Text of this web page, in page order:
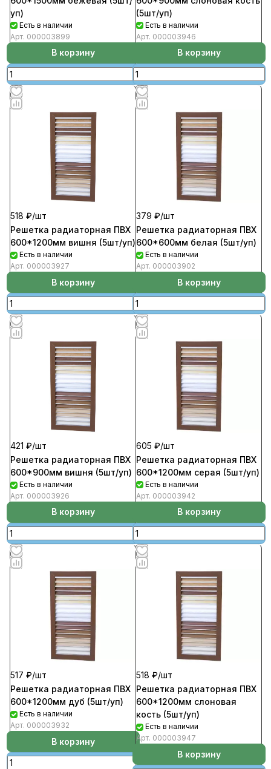
уп)
Есть в наличии
Арт. 000003899
В корзину
(5шт/уп)
Есть в наличии
Арт. 000003946
В корзину
518 ₽/шт
Решетка радиаторная ПВХ
600*1200мм вишня (5шт/уп)
Есть в наличии
Арт. 000003927
В корзину
379 ₽/шт
Решетка радиаторная ПВХ
600*600мм белая (5шт/уп)
Есть в наличии
Арт. 000003902
В корзину
421 ₽/шт
Решетка радиаторная ПВХ
600*900мм вишня (5шт/уп)
Есть в наличии
Арт. 000003926
В корзину
605 ₽/шт
Решетка радиаторная ПВХ
600*1200мм серая (5шт/уп)
Есть в наличии
Арт. 000003942
В корзину
517 ₽/шт
Решетка радиаторная ПВХ
600*1200мм дуб (5шт/уп)
Есть в наличии
Арт. 000003932
В корзину
518 ₽/шт
Решетка радиаторная ПВХ
600*1200мм слоновая
кость (5шт/уп)
Есть в наличии
Арт. 000003947
В корзину